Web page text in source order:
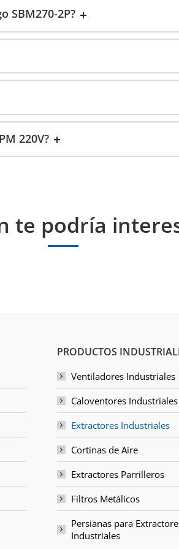
SBM270-2P?
220V?
te podría
PRODUCTOS
Ventiladores Industriales
Caloventores Industriales
Extractores Industriales
Cortinas de Aire
Extractores Parrilleros
Filtros Metálicos
Persianas para
Industriales